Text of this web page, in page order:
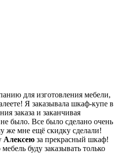
для изготовления мебели,
Я заказывала шкаф-купе в
заказа и заканчивая
было. Все было сделано очень
же мне ещё скидку сделали!
Алексею за прекрасный шкаф!
буду заказывать только